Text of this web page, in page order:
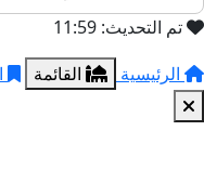
تم التحديث: 11:59
الرئيسية
القائمة